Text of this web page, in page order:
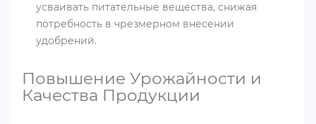
усваивать питательные вещества, снижая
потребность в чрезмерном внесении
удобрений.
Повышение Урожайности и
Качества Продукции